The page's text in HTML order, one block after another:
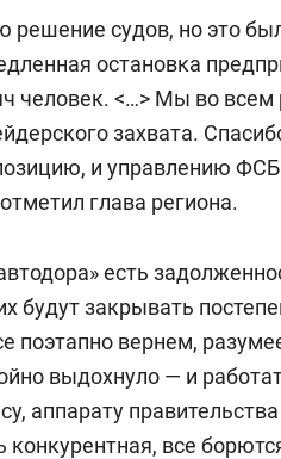
решение судов, но это
остановка
человек. <…> Мы во всем
захвата.
и управлению
глава региона.
есть
будут закрывать
поэтапно вернем,
выдохнуло — и
аппарату
все